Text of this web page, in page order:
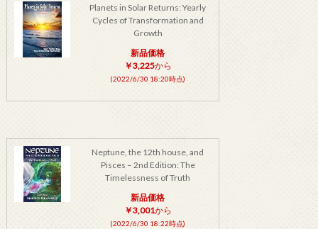
Planets in Solar Returns: Yearly
Cycles of Transformation and
Growth
新品価格
￥3,225から
(2022/6/30 18:20時点)
Neptune, the 12th house, and
Pisces – 2nd Edition: The
Timelessness of Truth
新品価格
￥3,001から
(2022/6/30 18:22時点)